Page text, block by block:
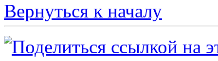
Вернуться к началу